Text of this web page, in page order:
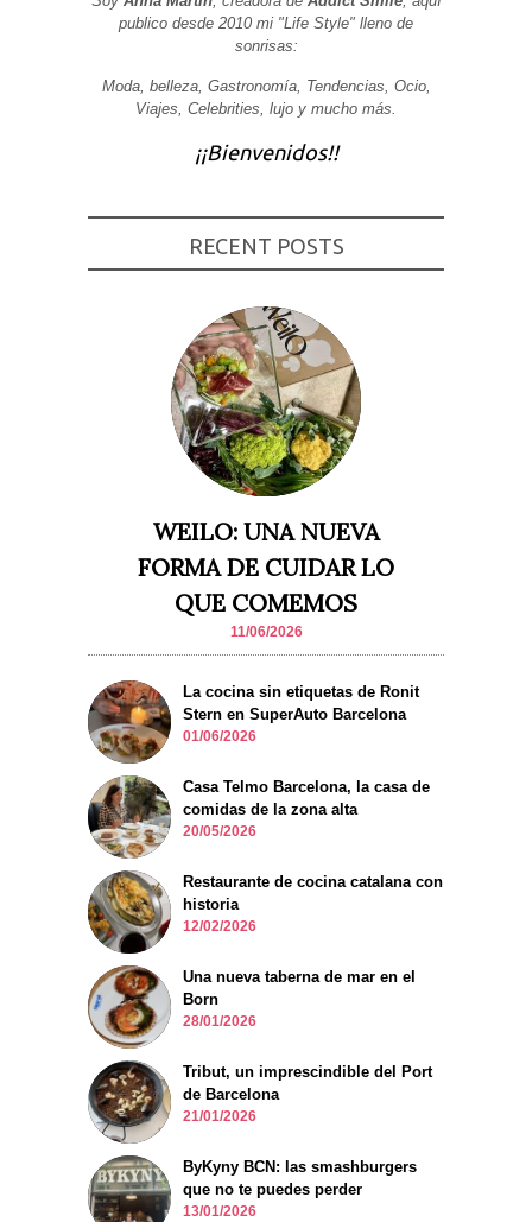
publico desde 2010 mi "Life Style" lleno de
sonrisas:
Moda, belleza, Gastronomía, Tendencias, Ocio,
Viajes, Celebrities, lujo y mucho más.
¡¡Bienvenidos!!
RECENT POSTS
WEILO: UNA NUEVA
FORMA DE CUIDAR LO
QUE COMEMOS
11/06/2026
La cocina sin etiquetas de Ronit
Stern en SuperAuto Barcelona
01/06/2026
Casa Telmo Barcelona, la casa de
comidas de la zona alta
20/05/2026
Restaurante de cocina catalana con
historia
12/02/2026
Una nueva taberna de mar en el
Born
28/01/2026
Tribut, un imprescindible del Port
de Barcelona
21/01/2026
ByKyny BCN: las smashburgers
que no te puedes perder
13/01/2026
Experiencia
funcione lo
desaparecerán